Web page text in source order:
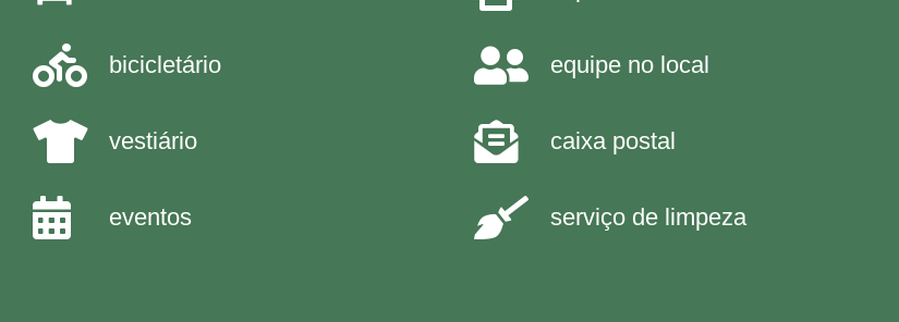
bicicletário
vestiário
eventos
equipe no local
caixa postal
serviço de limpeza